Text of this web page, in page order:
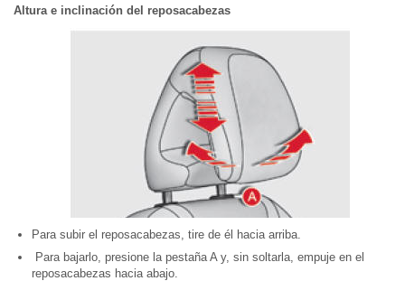
Altura e inclinación del reposacabezas
Para subir el reposacabezas, tire de él hacia arriba.
Para bajarlo, presione la pestaña A y, sin soltarla, empuje en el
reposacabezas hacia abajo.